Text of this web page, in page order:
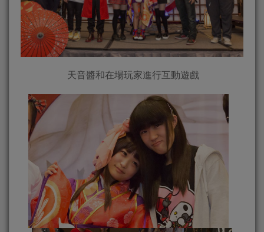
天音醬和在場玩家進行互動遊戲